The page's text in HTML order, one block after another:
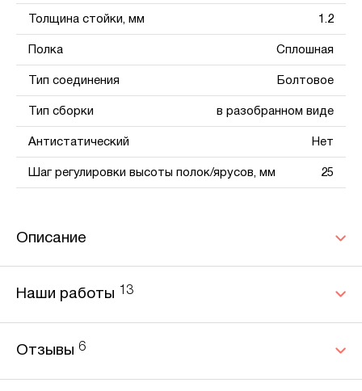
Толщина стойки, мм 1.2
Полка Сплошная
Тип соединения Болтовое
Тип сборки в разобранном виде
Антистатический Нет
Шаг регулировки высоты полок/ярусов, мм 25
Описание
Наши работы 13
Отзывы 6